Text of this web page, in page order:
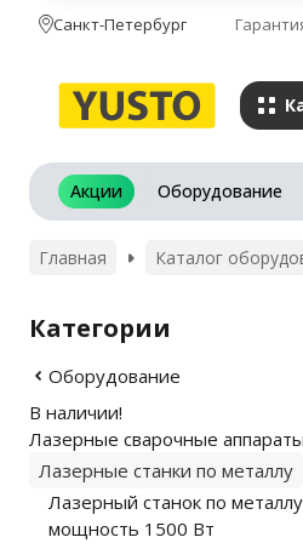
Санкт-Петербург
Акции Оборудование
Главная Каталог
Категории
Оборудование
В наличии!
Лазерные сварочные аппараты
Лазерные станки по металлу
Лазерный станок по металлу
мощность 1500 Вт